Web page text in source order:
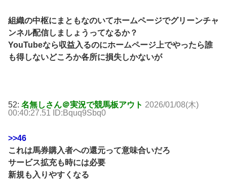
組織の中枢にまともなのいてホームページでグリーンチャ
ンネル配信しましょうってなるか？
YouTubeなら収益入るのにホームページ上でやったら誰
も得しないどころか各所に損失しかないが
52: 名無しさん＠実況で競馬板アウト 2026/01/08(木)
00:40:27.51 ID:Bquq9Sbq0
>>46
これは馬券購入者への還元って意味合いだろ
サービス拡充も時には必要
新規も入りやすくなる